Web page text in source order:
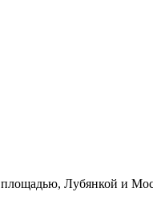
Лубянкой и